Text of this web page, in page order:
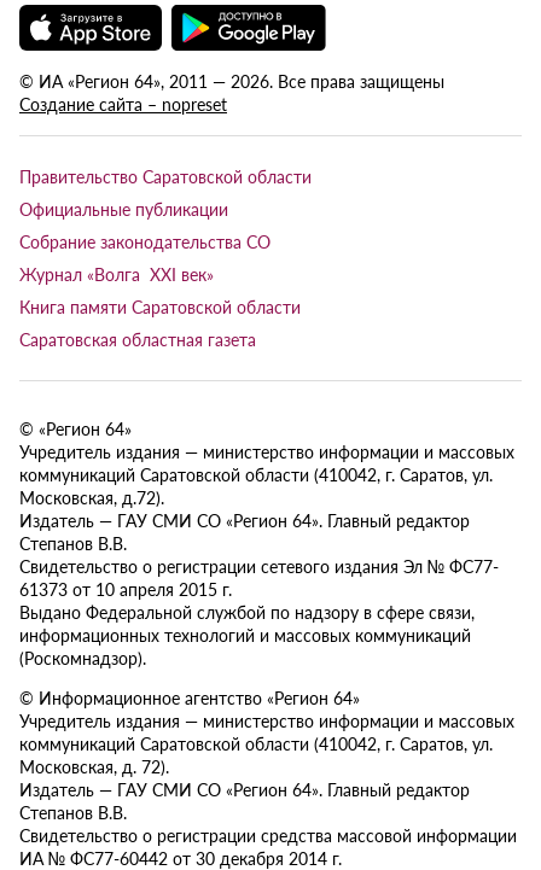
© ИА «Регион 64», 2011 — 2026. Все права защищены
Создание сайта – nopreset
Правительство Саратовской области
Официальные публикации
Собрание законодательства СО
Журнал «Волга XXI век»
Книга памяти Саратовской области
Саратовская областная газета
© «Регион 64»
Учредитель издания — министерство информации и массовых
коммуникаций Саратовской области (410042, г. Саратов, ул.
Московская, д.72).
Издатель — ГАУ СМИ СО «Регион 64». Главный редактор
Степанов В.В.
Свидетельство о регистрации сетевого издания Эл № ФС77-
61373 от 10 апреля 2015 г.
Выдано Федеральной службой по надзору в сфере связи,
информационных технологий и массовых коммуникаций
(Роскомнадзор).
© Информационное агентство «Регион 64»
Учредитель издания — министерство информации и массовых
коммуникаций Саратовской области (410042, г. Саратов, ул.
Московская, д. 72).
Издатель — ГАУ СМИ СО «Регион 64». Главный редактор
Степанов В.В.
Свидетельство о регистрации средства массовой информации
ИА № ФС77-60442 от 30 декабря 2014 г.